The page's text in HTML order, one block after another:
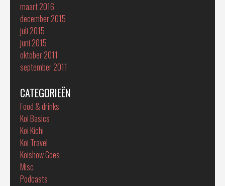
maart 2016
december 2015
juli 2015
juni 2015
oktober 2011
september 2011
CATEGORIEËN
Food & drinks
Koi Basics
Koi Kichi
Koi Travel
Koishow Goes
Misc
Podcasts